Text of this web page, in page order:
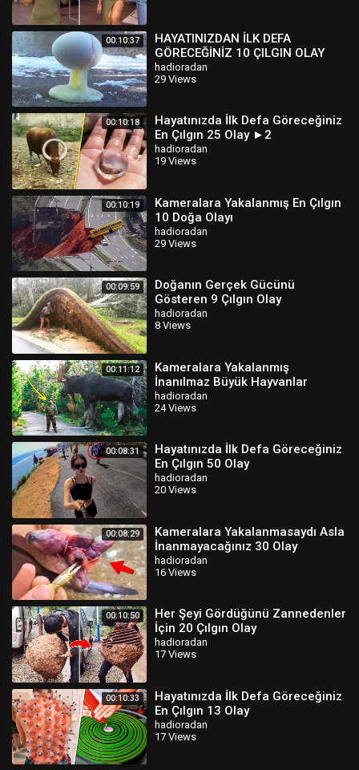
00:10:37
HAYATINIZDAN İLK DEFA
GÖRECEĞİNİZ 10 ÇILGIN OLAY
hadioradan
29 Views
00:10:18
Hayatınızda İlk Defa Göreceğiniz
En Çılgın 25 Olay ►2
hadioradan
19 Views
00:10:19
Kameralara Yakalanmış En Çılgın
10 Doğa Olayı
hadioradan
29 Views
00:09:59
Doğanın Gerçek Gücünü
Gösteren 9 Çılgın Olay
hadioradan
8 Views
00:11:12
Kameralara Yakalanmış
İnanılmaz Büyük Hayvanlar
hadioradan
24 Views
00:08:31
Hayatınızda İlk Defa Göreceğiniz
En Çılgın 50 Olay
hadioradan
20 Views
00:08:29
Kameralara Yakalanmasaydı Asla
İnanmayacağınız 30 Olay
hadioradan
16 Views
00:10:50
Her Şeyi Gördüğünü Zannedenler
İçin 20 Çılgın Olay
hadioradan
17 Views
00:10:33
Hayatınızda İlk Defa Göreceğiniz
En Çılgın 13 Olay
hadioradan
17 Views